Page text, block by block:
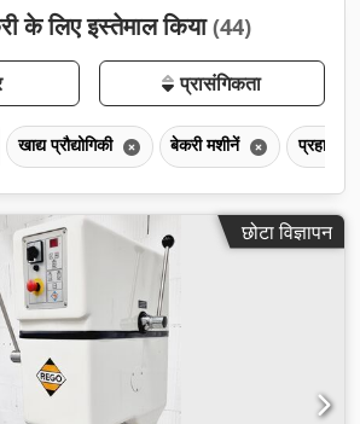
के लिए इस्तेमाल किया(44)
प्रासंगिकता
खाद्य प्रौद्योगिकी बेकरी मशीनें प्रहार
छोटा विज्ञापन